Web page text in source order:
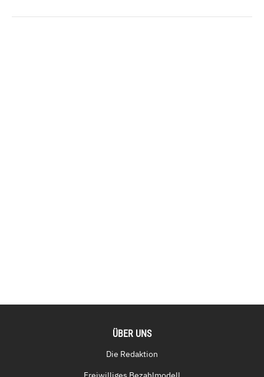
ÜBER UNS
Die Redaktion